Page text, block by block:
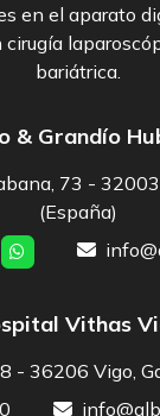
en el aparato
bariátrica.
& Grandío
73 -
(España)
Vithas
- 36206 Vigo,